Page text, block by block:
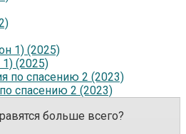
1) (2025)
спасению 2 (2023)
больше всего?